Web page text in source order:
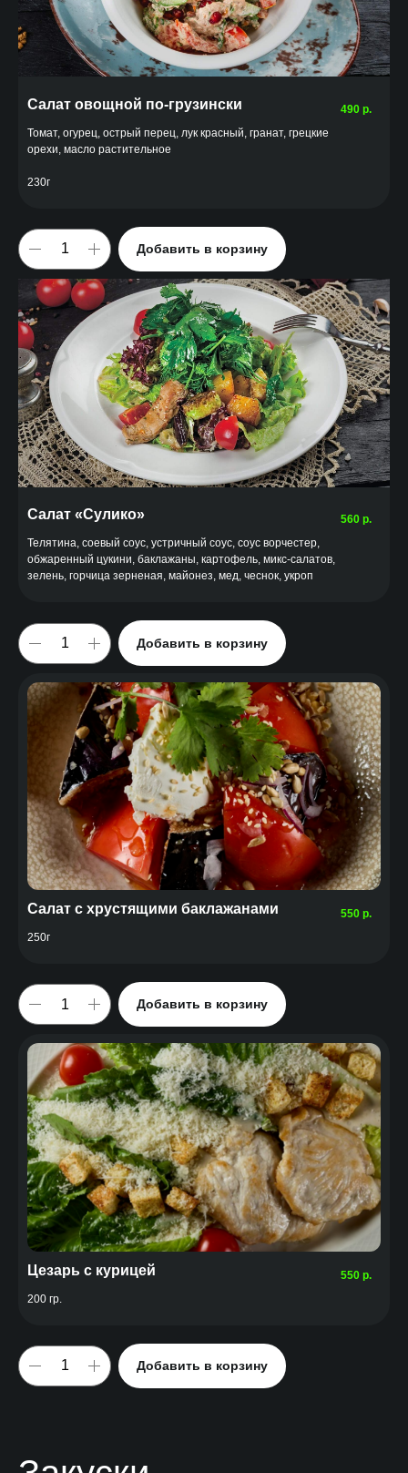
490 р.
Салат овощной по-грузински
Томат, огурец, острый перец, лук красный, гранат, грецкие
орехи, масло растительное
230г
Добавить в корзину
560 р.
Салат «Сулико»
Телятина, соевый соус, устричный соус, соус ворчестер,
обжаренный цукини, баклажаны, картофель, микс-салатов,
зелень, горчица зерненая, майонез, мед, чеснок, укроп
Добавить в корзину
550 р.
Салат с хрустящими баклажанами
250г
Добавить в корзину
550 р.
Цезарь с курицей
200 гр.
Добавить в корзину